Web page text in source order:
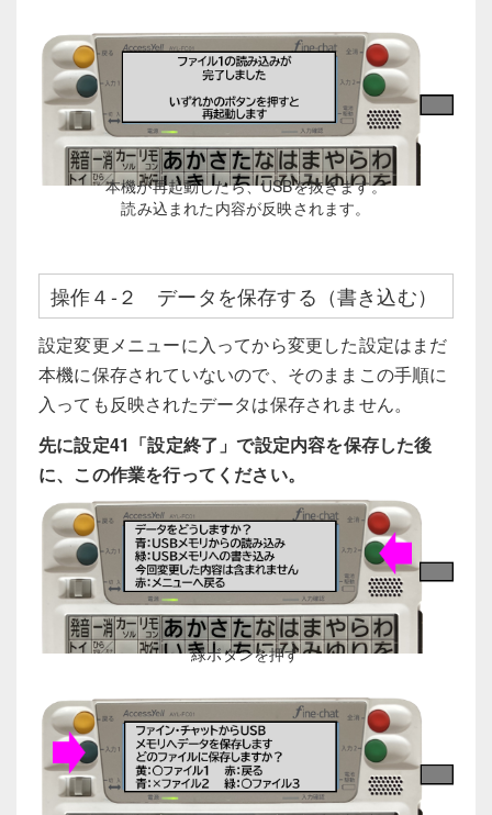
本機が再起動したら、USBを抜きます。
読み込まれた内容が反映されます。
操作４-２ データを保存する（書き込む）
設定変更メニューに入ってから変更した設定はまだ
本機に保存されていないので、そのままこの手順に
入っても反映されたデータは保存されません。
先に設定41「設定終了」で設定内容を保存した後
に、この作業を行ってください。
緑ボタンを押す